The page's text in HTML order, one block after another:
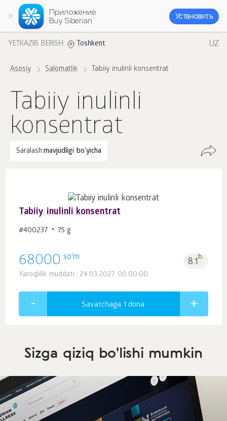
Приложение
Buy Siberian
Установить
YETKAZIB BERISH: Toshkent UZ
Asosiy Salomatlik Tabiiy inulinli konsentrat
Tabiiy inulinli
konsentrat
Saralash:mavjudligi bo'yicha
Tabiiy inulinli konsentrat
#400237 75 g
68000 so'm 8.1b.
Yaroqlilik muddati:: 24.03.2027 00:00:00
Savatchaga 1 dona.
Sizga qiziq bo'lishi mumkin